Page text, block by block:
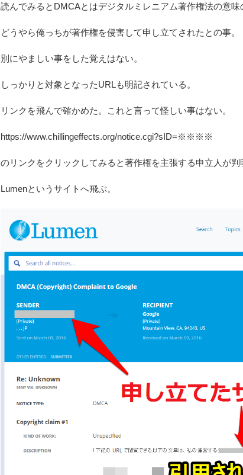
読んでみるとDMCAとはデジタルミレニアム著作権法の意味
どうやら俺っちが著作権を侵害して申し立てされたとの事。
別にやましい事をした覚えはない。
しっかりと対象となったURLも明記されている。
リンクを飛んで確かめた。これと言って怪しい事はない。
https://www.chillingeffects.org/notice.cgi?sID=※※※※
のリンクをクリックしてみると著作権を主張する申立人が判
Lumenというサイトへ飛ぶ。